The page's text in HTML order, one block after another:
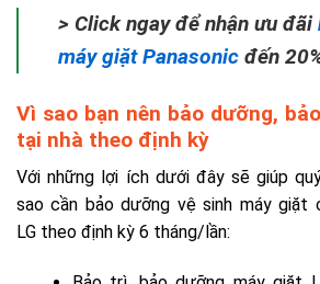
> Click ngay để nhận ưu đãi
máy giặt Panasonic đến
Vì sao bạn nên bảo dưỡng,
tại nhà theo định kỳ
Với những lợi ích dưới đây sẽ giúp
sao cần bảo dưỡng vệ sinh máy
LG theo định kỳ 6 tháng/lần: